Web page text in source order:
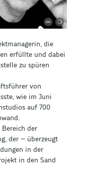
die
erfüllte und dabei
zu spüren
von
wie im Juni
auf 700
Bereich der
der – überzeugt
in der
in den Sand